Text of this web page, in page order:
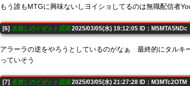
もう誰もMTGに興味ないしヨイショしてるのは無職配信者
[6] 名無しのイゼット団員2025/03/05(水) 19:12:05 ID：M5MTA5NDc
アラーラの逆をやろうとしているのがなぁ 最終的にタルキ
っていそう
[7] 名無しのイゼット団員2025/03/05(水) 21:27:28 ID：M3MTc2OTM